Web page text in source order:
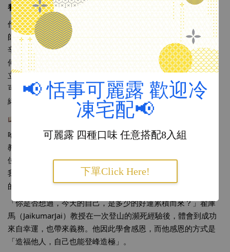
📢 恬事可麗露 歡迎冷
凍宅配📢
可麗露 四種口味 任意搭配8入組
下單Click Here!
養解法
作者是職能治療師蘇文清老師，是中部非常知名的職能治療
師，分享的成員也是身經百煉的護理師，因為教養之路非常艱
辛，所以更感謝專業又有系統的分享，如何溫和而又堅持？如
何尊重小孩但又能保有規則？如何有技巧、有目的性、如何建
立教養規則？引導父母看出小孩各種情境端倪，這一本書絕對
可以讓父母、教育工作者見招拆招的引導小孩們好好表達情
緒。
＃記得你是誰哈佛的最後一堂課
哈佛商學院有個悠久的傳統，在每一科的最後一堂課，由任課
教授對著台下的學生，說一段文憑也給不了的人生智慧，由15
位哈佛名師最溫暖動人的故事分享，關於開拓視野、管理自
我、領導他人、關於建立原則，喚醒讀者在人生旅程中最重要
的原則與價值
「你是否想過，今天的自己，是多少的好運累積而來？」翟庫
馬（JaikumarJai）教授在一次登山的瀕死經驗後，體會到成功
來自幸運，也帶來義務。他因此學會感恩，而他感恩的方式是
「造福他人，自己也能登峰造極」。